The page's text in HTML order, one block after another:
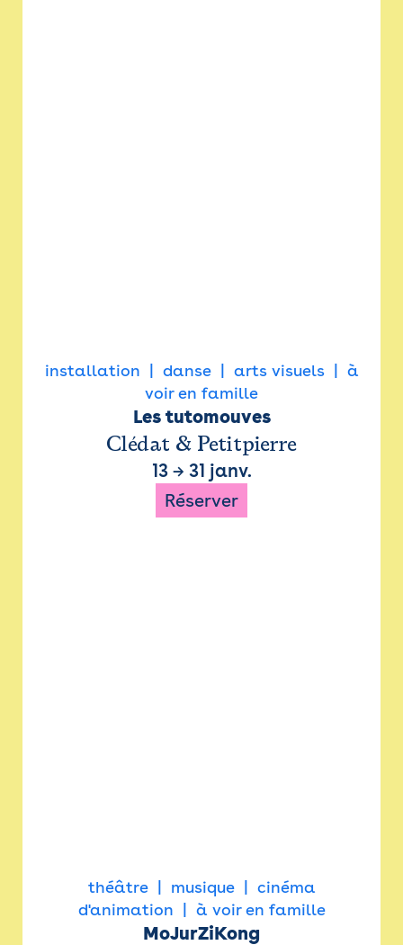
installation danse arts visuels
à
voir en famille
Les tutomouves
Clédat & Petitpierre
13→ 31 janv.
Réserver
théâtre musique
cinéma
d'animation
à voir en famille
MoJurZiKong